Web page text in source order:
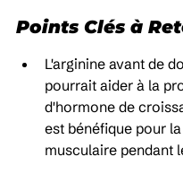
Points Clés à
L'arginine avant de
pourrait aider à la
d'hormone de
est bénéfique pour
musculaire pendant